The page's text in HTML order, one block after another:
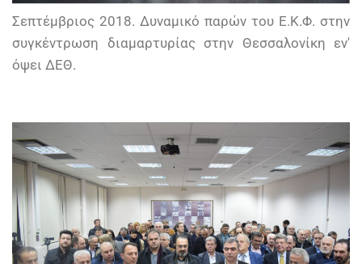
Σεπτέμβριος 2018. Δυναμικό παρών του Ε.Κ.Φ. στην
συγκέντρωση διαμαρτυρίας στην Θεσσαλονίκη εν'
όψει ΔΕΘ.